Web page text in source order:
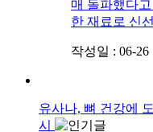
매 돌파했다
한 재료로 신
작성일 : 06-26
유사나, 뼈 건강에
시